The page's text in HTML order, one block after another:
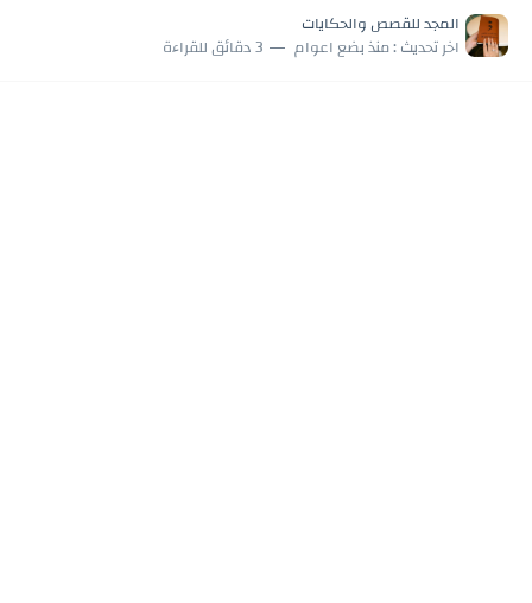
المجد للقصص والحكايات
اخر تحديث :منذ بضع اعوام 3 دقائق للقراءة